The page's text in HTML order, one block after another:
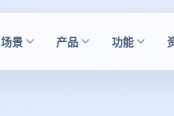
场景 产品 功能